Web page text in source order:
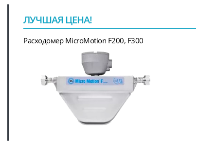
ЛУЧШАЯ ЦЕНА!
Расходомер MicroMotion F200, F300